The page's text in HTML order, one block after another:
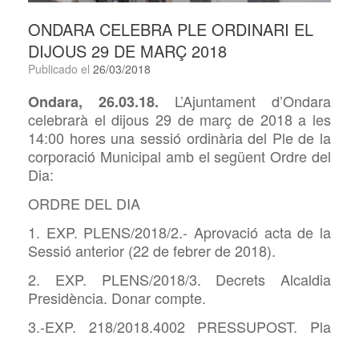
ONDARA CELEBRA PLE ORDINARI EL
DIJOUS 29 DE MARÇ 2018
Publicado el 26/03/2018
Ondara, 26.03.18. L’Ajuntament d’Ondara
celebrarà el dijous 29 de març de 2018 a les
14:00 hores una sessió ordinària del Ple de la
corporació Municipal amb el següent Ordre del
Dia:
ORDRE DEL DIA
1. EXP. PLENS/2018/2.- Aprovació acta de la
Sessió anterior (22 de febrer de 2018).
2. EXP. PLENS/2018/3. Decrets Alcaldia
Presidència. Donar compte.
3.-EXP. 218/2018.4002 PRESSUPOST. Pla